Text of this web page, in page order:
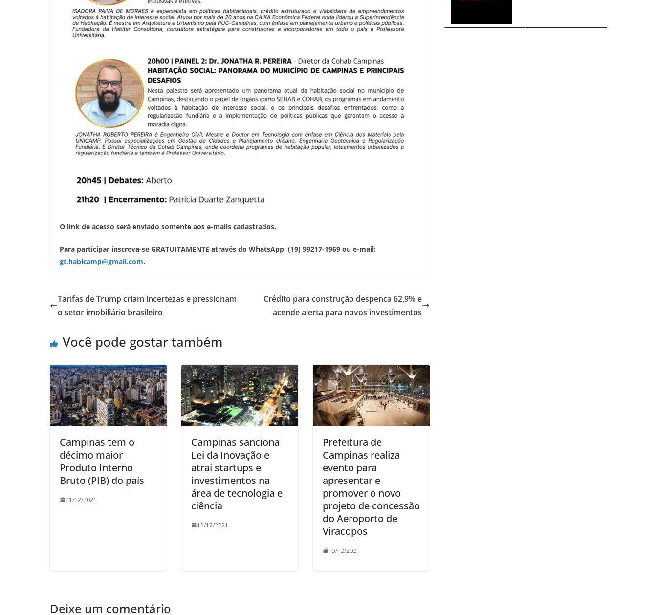
O link de acesso será enviado somente aos e-mails cadastrados.
Para participar inscreva-se GRATUITAMENTE através do WhatsApp: (19) 99217-1969 ou e-mail:
gt.habicamp@gmail.com.
Tarifas de Trump criam incertezas e pressionam
o setor imobiliário brasileiro
Crédito para construção despenca 62,9% e
acende alerta para novos investimentos
Você pode gostar também
Campinas tem o
décimo maior
Produto Interno
Bruto (PIB) do país
21/12/2021
Campinas sanciona
Lei da Inovação e
atrai startups e
investimentos na
área de tecnologia e
ciência
15/12/2021
Prefeitura de
Campinas realiza
evento para
apresentar e
promover o novo
projeto de concessão
do Aeroporto de
Viracopos
15/12/2021
Deixe um comentário